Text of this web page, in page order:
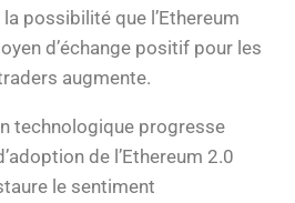
possibilité que l’Ethereum
d’échange positif pour les
augmente.
technologique progresse
de l’Ethereum 2.0
le sentiment